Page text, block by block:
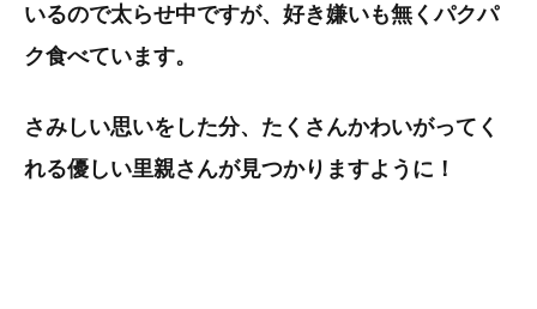
いるので太らせ中ですが、好き嫌いも無くパクパ
ク食べています。
さみしい思いをした分、たくさんかわいがってく
れる優しい里親さんが見つかりますように！